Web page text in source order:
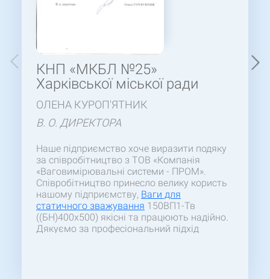
КНП «МКБЛ №25»
Харківської міської ради
ОЛЕНА КУРОП'ЯТНИК
В. О. ДИРЕКТОРА
Наше підприємство хоче виразити подяку
за співробітництво з ТОВ «Компанія
«Ваговимірювальні системи - ПРОМ».
Співробітництво принесло велику користь
нашому підприємству, Ваги для
статичного зважування 150ВП1-Тв
((БН)400х500) якісні та працюють надійно.
Дякуємо за професіональний підхід